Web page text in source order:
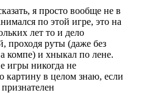
я просто вообще не в
по этой игре, это на
лет то и дело
проходя руты (даже без
компе) и хныкал по лене.
игры никогда не
картину в целом знаю, если